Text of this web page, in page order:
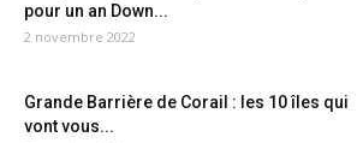
pour un an Down...
2 novembre 2022
Grande Barrière de Corail : les 10 îles qui
vont vous...